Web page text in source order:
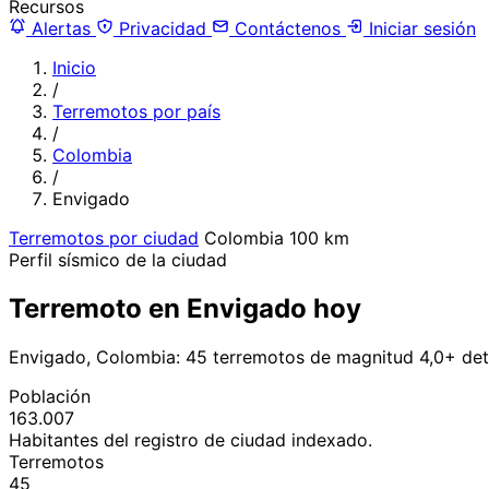
Recursos
Alertas
Privacidad Contáctenos
Iniciar sesión
Inicio
/
Terremotos por país
/
Colombia
/
Envigado
Terremotos por ciudad Colombia 100 km
Perfil sísmico de la ciudad
Terremoto en Envigado hoy
Envigado, Colombia: 45 terremotos de magnitud 4,0+
Población
163.007
Habitantes del registro de ciudad indexado.
Terremotos
45